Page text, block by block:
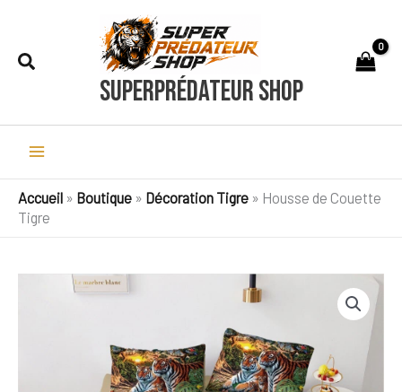
contenu
Rechercher
SuperPrédateur Shop
Accueil » Boutique » Décoration Tigre » Housse de Couette
Tigre
prix :